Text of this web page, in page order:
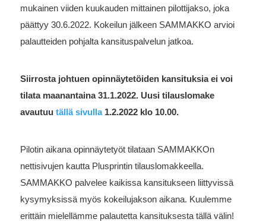
mukainen viiden kuukauden mittainen pilottijakso, joka
päättyy 30.6.2022. Kokeilun jälkeen SAMMAKKO arvioi
palautteiden pohjalta kansituspalvelun jatkoa.
Siirrosta johtuen opinnäytetöiden kansituksia ei voi
tilata maanantaina 31.1.2022. Uusi tilauslomake
avautuu tällä sivulla1.2.2022 klo 10.00.
Pilotin aikana opinnäytetyöt tilataan SAMMAKKOn
nettisivujen kautta Plusprintin tilauslomakkeella.
SAMMAKKO palvelee kaikissa kansitukseen liittyvissä
kysymyksissä myös kokeilujakson aikana. Kuulemme
erittäin mielellämme palautetta kansituksesta tällä välin!